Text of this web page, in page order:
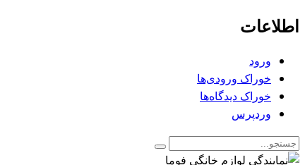
اطلاعات
ورود
خوراک ورودی‌ها
خوراک دیدگاه‌ها
وردپرس